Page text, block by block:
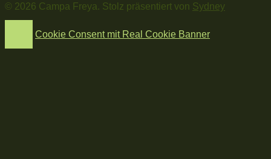
© 2026 Campa Freya. Stolz präsentiert von Sydney
Cookie Consent mit Real Cookie Banner